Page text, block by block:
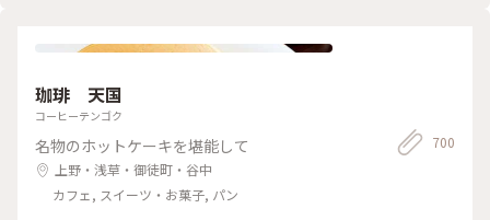
珈琲 天国
コーヒーテンゴク
名物のホットケーキを堪能して
上野・浅草・御徒町・谷中
カフェ, スイーツ・お菓子, パン
700